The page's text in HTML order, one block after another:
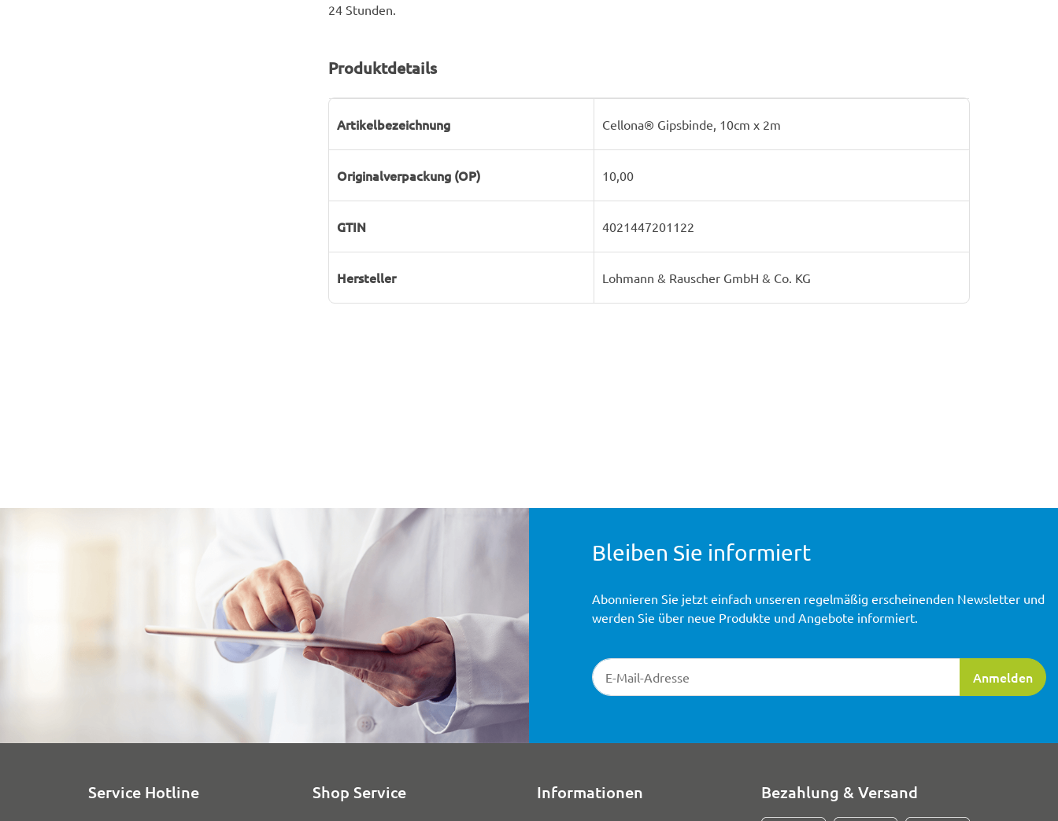
24 Stunden.
Produktdetails
Artikelbezeichnung Cellona® Gipsbinde, 10cm x 2m
Originalverpackung (OP) 10,00
GTIN 4021447201122
Hersteller Lohmann & Rauscher GmbH & Co. KG
Bleiben Sie informiert
Newsletter-Registrierung
Anmelden
Abonnieren Sie jetzt einfach unseren regelmäßig erscheinenden Newsletter und
werden Sie über neue Produkte und Angebote informiert.
Service Hotline Shop Service Informationen Bezahlung & Versand